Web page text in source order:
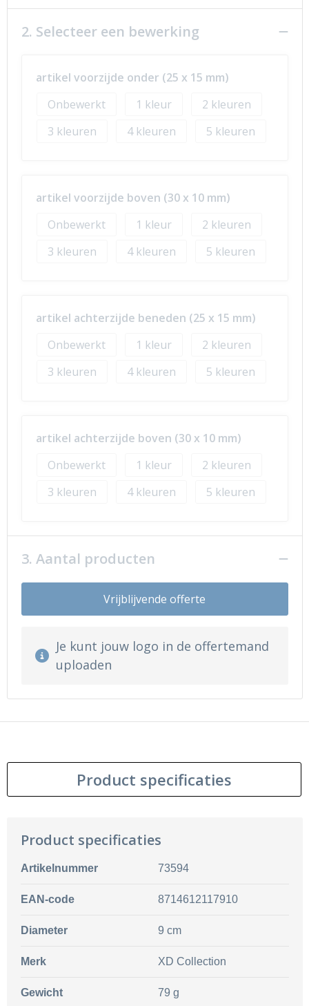
2. Selecteer een bewerking
artikel voorzijde onder (25 x 15 mm)
Onbewerkt
1
2
3
4 5
artikel voorzijde boven (30 x 10 mm)
Onbewerkt
1
2
3
4 5
artikel achterzijde beneden (25 x 15 mm)
Onbewerkt
1
2
3
4 5
artikel achterzijde boven (30 x 10 mm)
Onbewerkt
1
2
3
4 5
3. Aantal producten
Vrijblijvende offerte
Je kunt jouw logo in de offertemand
uploaden
Product specificaties
Product specificaties
Artikelnummer 73594
EAN-code 8714612117910
Diameter 9 cm
Merk XD Collection
Gewicht 79 g